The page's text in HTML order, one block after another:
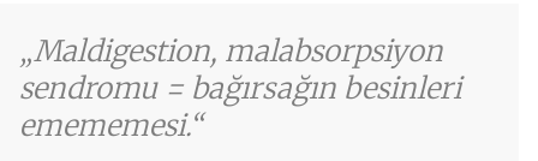
Maldigestion, malabsorpsiyon
sendromu = bağırsağın besinleri
emememesi.